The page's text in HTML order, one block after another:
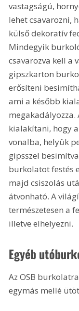
vastagságú,
lehet csavarozni,
külső dekoratív
Mindegyik
csavarozva kell a
gipszkarton
erősíteni
ami a később
kialakítani, hogy
vonalba, helyük
gipsszel
burkolatot festés
majd csiszolás
átvonható. A
természetesen a
illetve elhelyezni.
Egyéb
Az OSB
egymás mellé